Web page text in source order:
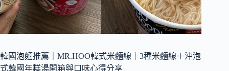
韓國泡麵推薦｜MR.HOO韓式米麵線｜3種米麵線＋沖泡
式韓國年糕湯開箱與口味心得分享